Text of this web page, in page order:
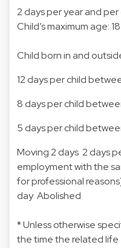
2 days per year and per
Child’s maximum age:
Child born in and
12 days per child
8 days per child
5 days per child
Moving 2 days 2 days
employment with the
for professional
day Abolished
* Unless otherwise
the time the related life